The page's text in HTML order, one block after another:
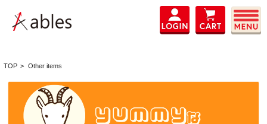
TOP > Other items